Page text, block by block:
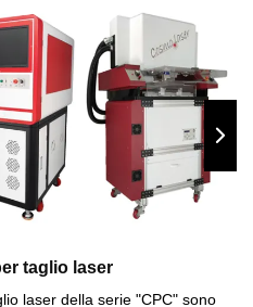
taglio laser
laser della serie "CPC" sono